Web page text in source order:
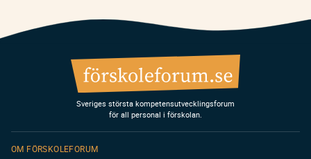
Sveriges största kompetensutvecklingsforum
för all personal i förskolan.
OM FÖRSKOLEFORUM